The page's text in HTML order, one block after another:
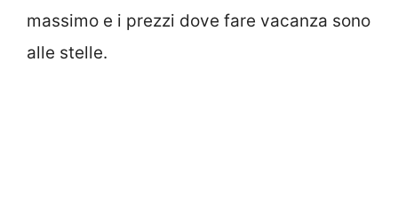
massimo e i prezzi dove fare vacanza sono
alle stelle.